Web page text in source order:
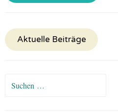
Aktuelle Beiträge
Suchen